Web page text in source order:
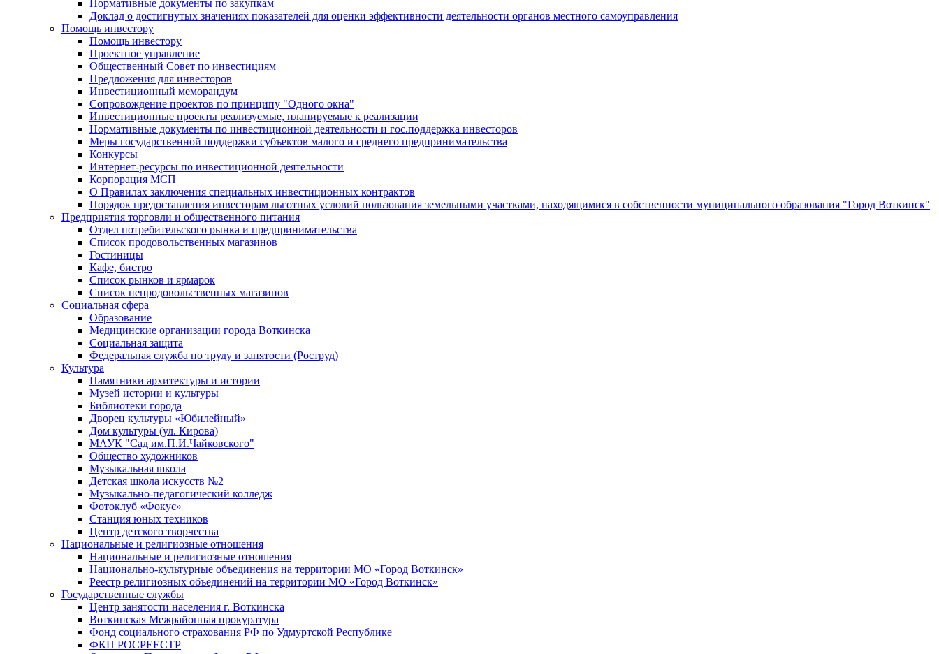
Нормативные документы по закупкам
Доклад о достигнутых значениях показателей для оценки эффективности деятельности органов местного самоуправления
Помощь инвестору
Помощь инвестору
Проектное управление
Общественный Совет по инвестициям
Предложения для инвесторов
Инвестиционный меморандум
Сопровождение проектов по принципу "Oдного окна"
Инвестиционные проекты реализуемые, планируемые к реализации
Нормативные документы по инвестиционной деятельности и гос.поддержка инвесторов
Меры государственной поддержки субъектов малого и среднего предпринимательства
Конкурсы
Интернет-ресурсы по инвестиционной деятельности
Корпорация МСП
О Правилах заключения специальных инвестиционных контрактов
Порядок предоставления инвесторам льготных условий пользования земельными участками, находящимися в собственности муниципального образования "Город Воткинск"
Предприятия торговли и общественного питания
Отдел потребительского рынка и предпринимательства
Список продовольственных магазинов
Гостиницы
Кафе, бистро
Cписок рынков и ярмарок
Список непродовольственных магазинов
Социальная сфера
Образование
Медицинские организации города Воткинска
Социальная защита
Федеральная служба по труду и занятости (Роструд)
Культура
Памятники архитектуры и истории
Музей истории и культуры
Библиотеки города
Дворец культуры «Юбилейный»
Дом культуры (ул. Кирова)
МАУК "Сад им.П.И.Чайковского"
Общество художников
Музыкальная школа
Детская школа искусств №2
Музыкально-педагогический колледж
Фотоклуб «Фокус»
Станция юных техников
Центр детского творчества
Национальные и религиозные отношения
Национальные и религиозные отношения
Национально-культурные объединения на территории МО «Город Воткинск»
Реестр религиозных объединений на территории МО «Город Воткинск»
Государственные службы
Центр занятости населения г. Воткинска
Воткинская Межрайонная прокуратура
Фонд социального страхования РФ по Удмуртской Республике
ФКП РОСРЕЕСТР